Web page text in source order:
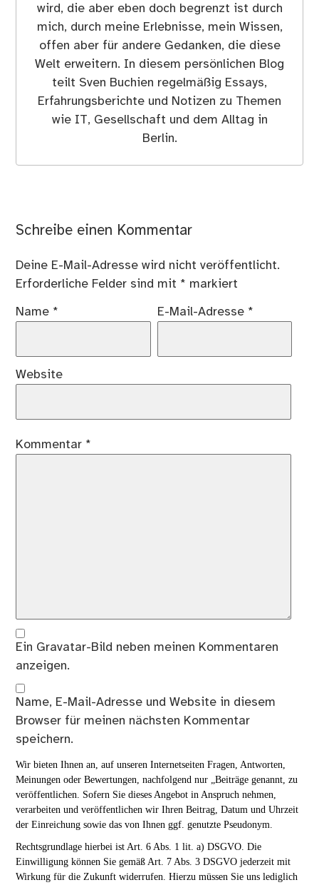
wird, die aber eben doch begrenzt ist durch
mich, durch meine Erlebnisse, mein Wissen,
offen aber für andere Gedanken, die diese
Welt erweitern. In diesem persönlichen Blog
teilt Sven Buchien regelmäßig Essays,
Erfahrungsberichte und Notizen zu Themen
wie IT, Gesellschaft und dem Alltag in
Berlin.
Schreibe einen Kommentar
Deine E-Mail-Adresse wird nicht veröffentlicht.
Erforderliche Felder sind mit * markiert
Name * E-Mail-Adresse *
Website
Kommentar *
Ein Gravatar-Bild neben meinen Kommentaren
anzeigen.
Name, E-Mail-Adresse und Website in diesem
Browser für meinen nächsten Kommentar
speichern.
Wir bieten Ihnen an, auf unseren Internetseiten Fragen, Antworten,
Meinungen oder Bewertungen, nachfolgend nur „Beiträge genannt, zu
veröffentlichen. Sofern Sie dieses Angebot in Anspruch nehmen,
verarbeiten und veröffentlichen wir Ihren Beitrag, Datum und Uhrzeit
der Einreichung sowie das von Ihnen ggf. genutzte Pseudonym.
Rechtsgrundlage hierbei ist Art. 6 Abs. 1 lit. a) DSGVO. Die
Einwilligung können Sie gemäß Art. 7 Abs. 3 DSGVO jederzeit mit
Wirkung für die Zukunft widerrufen. Hierzu müssen Sie uns lediglich